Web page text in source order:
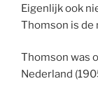
Eigenlijk ook
Thomson is de
Thomson was
Nederland